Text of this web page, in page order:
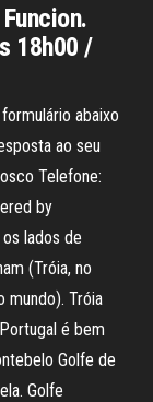
18h00 /
abaixo
ao seu
Telefone:
by
lados de
(Tróia, no
mundo). Tróia
é bem
Golfe de
Golfe